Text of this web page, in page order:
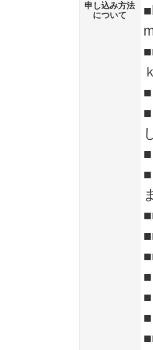
申し込み方法
について
■
■
■